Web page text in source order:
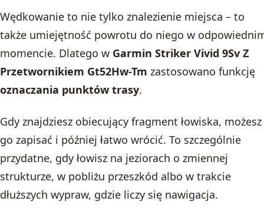
Wędkowanie to nie tylko znalezienie miejsca – to
także umiejętność powrotu do niego w
momencie. Dlatego w Garmin Striker Vivid 9Sv Z
Przetwornikiem Gt52Hw-Tm zastosowano funkcję
oznaczania punktów trasy.
Gdy znajdziesz obiecujący fragment łowiska, możesz
go zapisać i później łatwo wrócić. To szczególnie
przydatne, gdy łowisz na jeziorach o zmiennej
strukturze, w pobliżu przeszkód albo w trakcie
dłuższych wypraw, gdzie liczy się nawigacja.